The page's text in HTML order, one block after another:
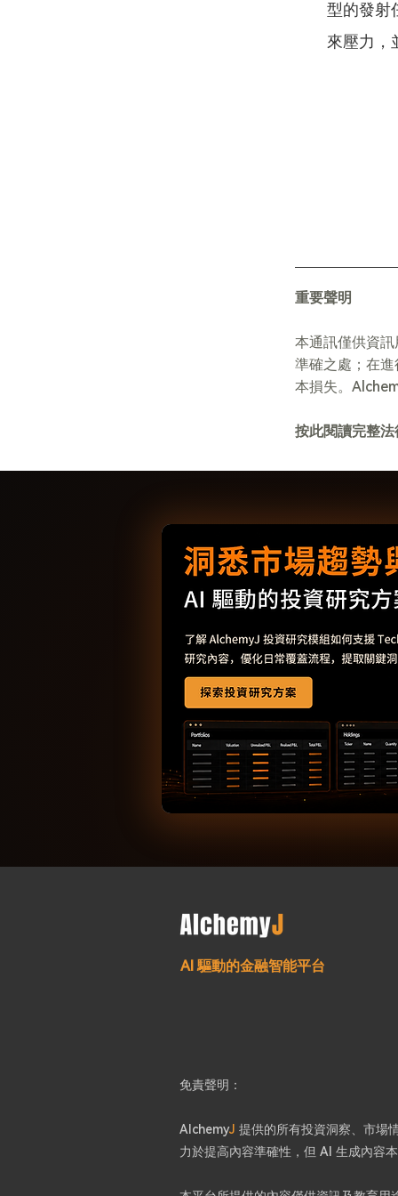
型的發射
來壓力，
重要聲明
本通訊僅供資
準確之處；在
本損失。
按此閱讀完整
AI 驅動的金融智能平台
免責聲明：
AlchemyJ 提供的所有投資洞察、市場
力於提高內容準確性，但 AI 生成內容